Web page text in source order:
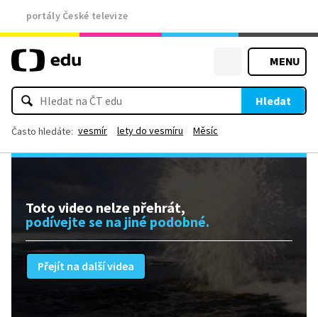
portály České televize
MENU
Hledat
Často hledáte: vesmír lety do vesmíru Měsíc
Toto video nelze přehrát,
podívejte se na jiné podobné.
Přejít na další videa